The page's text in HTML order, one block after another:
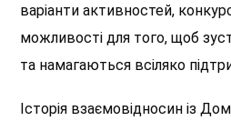
варіанти активностей,
можливості для того, щоб
та намагаються всіляко
Історія взаємовідносин із